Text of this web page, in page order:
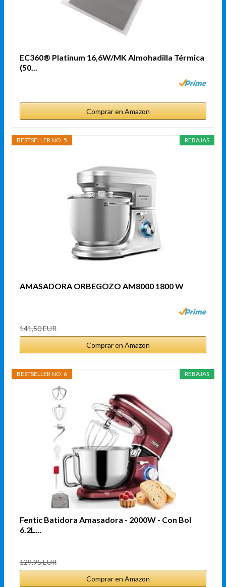
EC360® Platinum 16,6W/MK Almohadilla Térmica
(50...
Comprar en Amazon
REBAJAS
BESTSELLER NO. 5
AMASADORA ORBEGOZO AM8000 1800 W
141,50 EUR
Comprar en Amazon
REBAJAS
BESTSELLER NO. 6
Fentic Batidora Amasadora - 2000W - Con Bol
6.2L...
129,95 EUR
Comprar en Amazon